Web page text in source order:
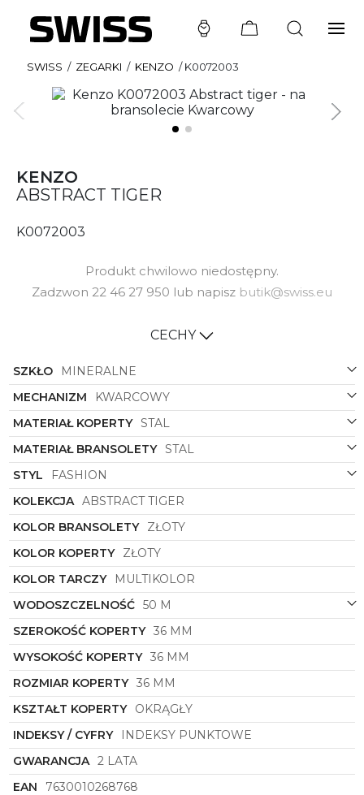
SWISS / ZEGARKI / KENZO /K0072003
KENZO
ABSTRACT TIGER
K0072003
Produkt chwilowo niedostępny.
Zadzwon 22 46 27 950 lub napisz butik@swiss.eu
CECHY
SZKŁO
MINERALNE
MECHANIZM
KWARCOWY
MATERIAŁ KOPERTY STAL
MATERIAŁ BRANSOLETY STAL
STYL
FASHION
KOLEKCJA ABSTRACT TIGER
KOLOR BRANSOLETY ZŁOTY
KOLOR KOPERTY ZŁOTY
KOLOR TARCZY
MULTIKOLOR
WODOSZCZELNOŚĆ 50 M
SZEROKOŚĆ KOPERTY 36 MM
WYSOKOŚĆ KOPERTY 36 MM
ROZMIAR KOPERTY 36 MM
KSZTAŁT KOPERTY OKRĄGŁY
INDEKSY / CYFRY
INDEKSY PUNKTOWE
GWARANCJA 2 LATA
EAN
7630010268768